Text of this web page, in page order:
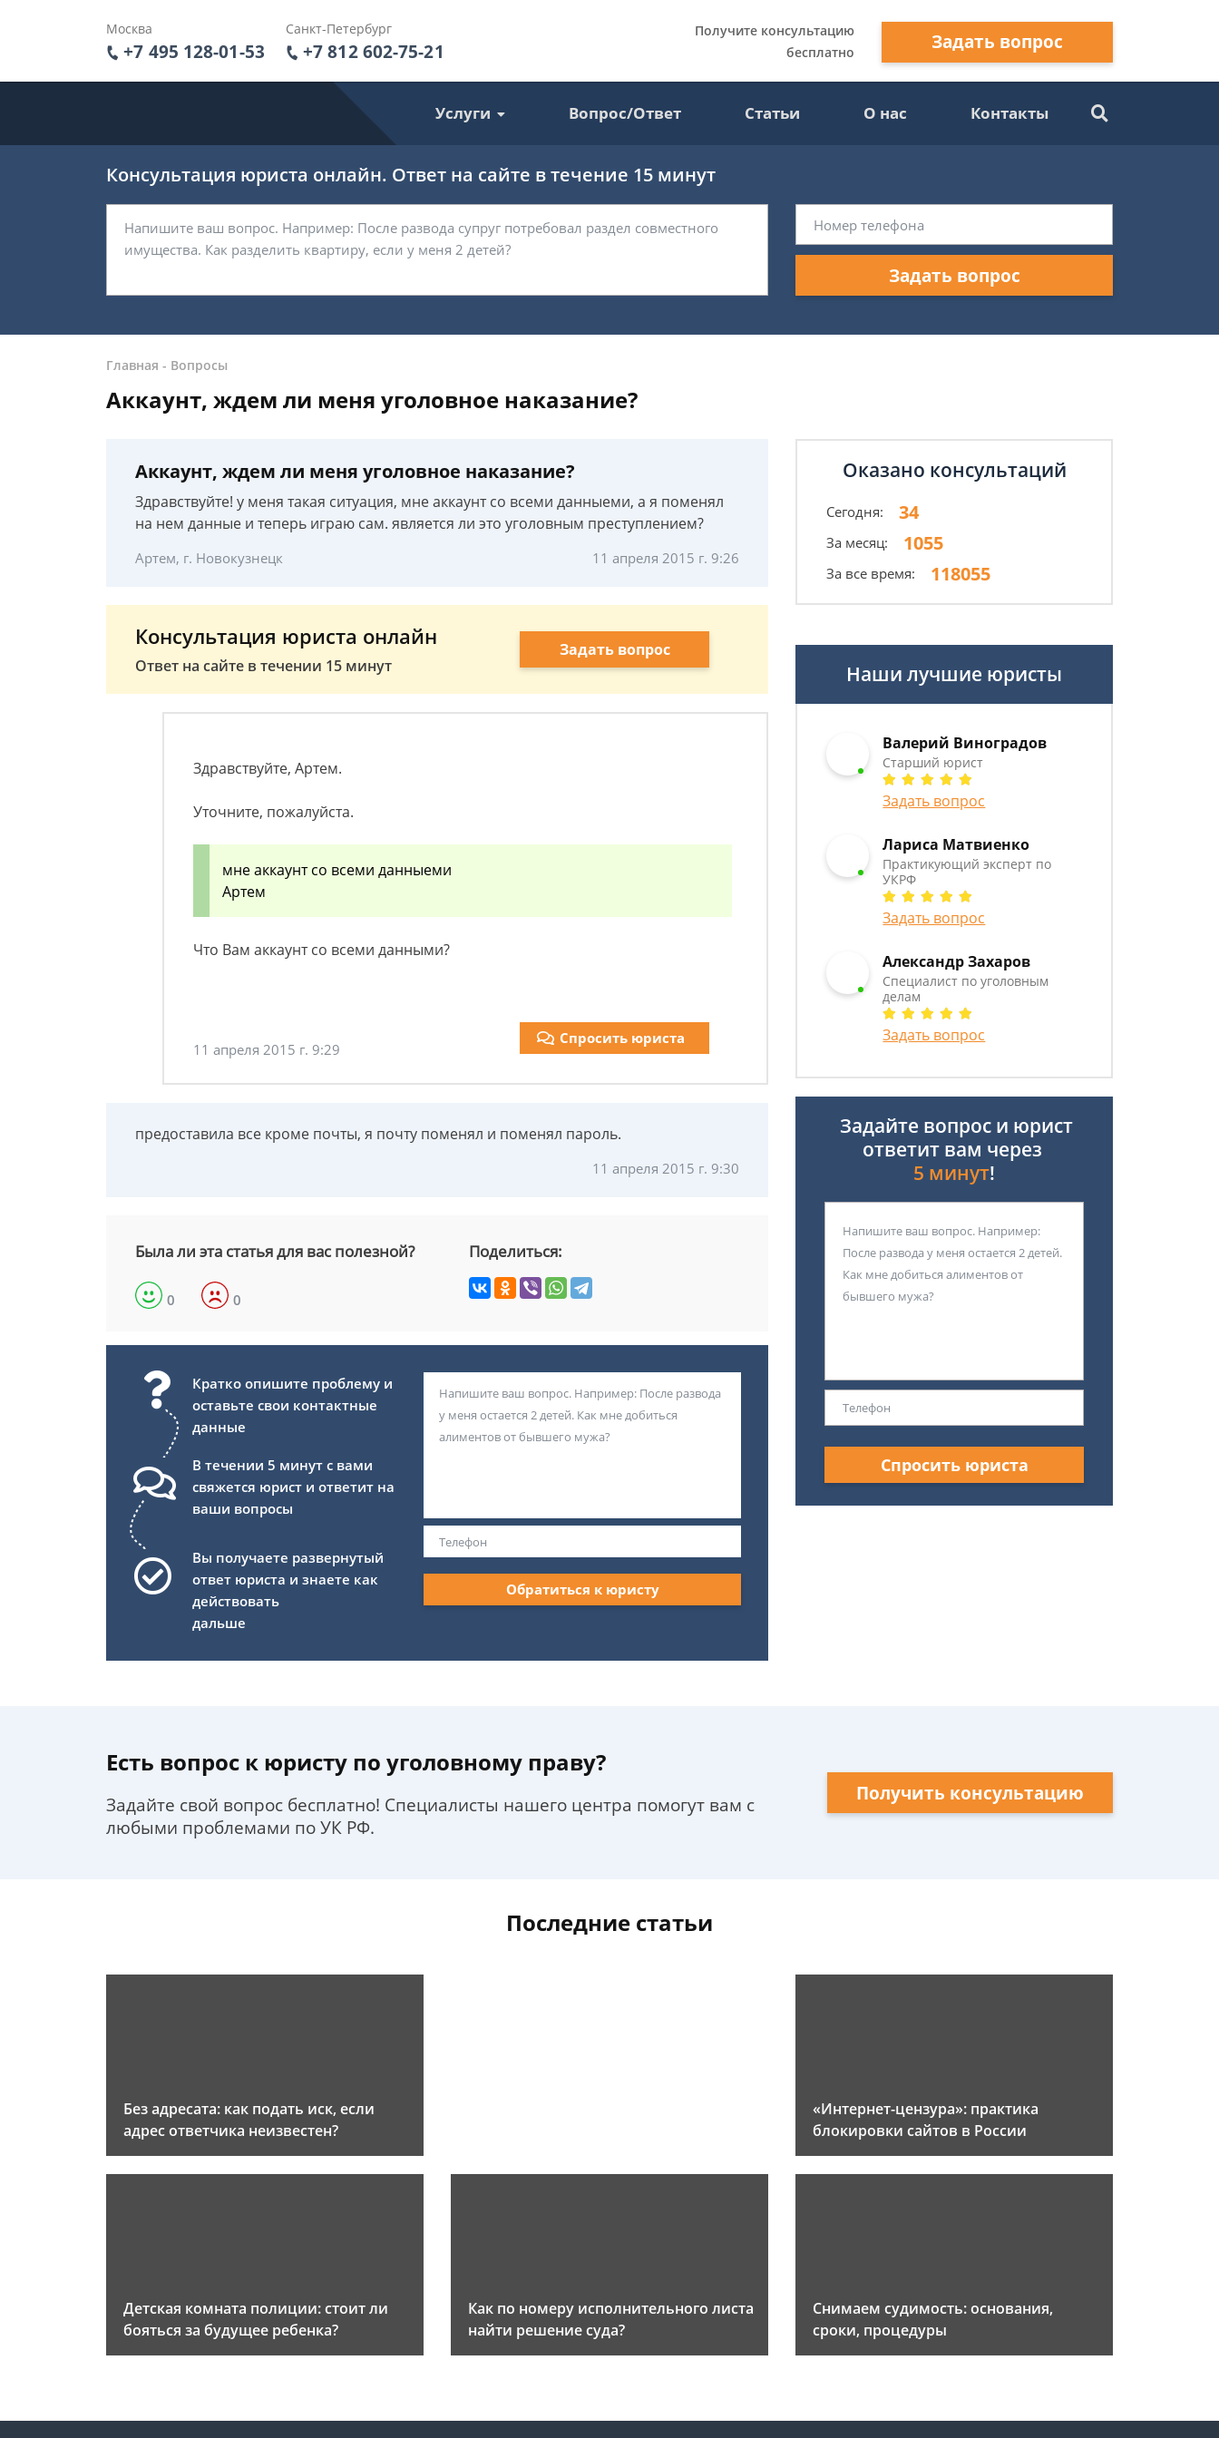
Москва
+7 495 128-01-53
Санкт-Петербург
+7 812 602-75-21
Получите консультацию
бесплатно
Задать вопрос
Услуги Вопрос/Ответ Статьи О нас Контакты
Консультация юриста онлайн. Ответ на сайте в течение 15 минут
Задать вопрос
Главная - Вопросы
Аккаунт, ждем ли меня уголовное наказание?
Аккаунт, ждем ли меня уголовное наказание?
Здравствуйте! у меня такая ситуация, мне аккаунт со всеми данныеми, а я поменял
на нем данные и теперь играю сам. является ли это уголовным преступлением?
Артем, г. Новокузнецк 11 апреля 2015 г. 9:26
Консультация юриста онлайн
Ответ на сайте в течении 15 минут
Задать вопрос
Здравствуйте, Артем.
Уточните, пожалуйста.
мне аккаунт со всеми данныеми
Артем
Что Вам аккаунт со всеми данными?
11 апреля 2015 г. 9:29
Спросить юриста
предоставила все кроме почты, я почту поменял и поменял пароль.
11 апреля 2015 г. 9:30
Была ли эта статья для вас полезной?
0 0
Поделиться:
Кратко опишите проблему и
оставьте свои контактные
данные
В течении 5 минут с вами
свяжется юрист и ответит на
ваши вопросы
Вы получаете развернутый
ответ юриста и знаете как
действовать
дальше
Обратиться к юристу
Оказано консультаций
Сегодня: 34
За месяц: 1055
За все время: 118055
Наши лучшие юристы
Валерий Виноградов
Старший юрист
Задать вопрос
Лариса Матвиенко
Практикующий эксперт по
УКРФ
Задать вопрос
Александр Захаров
Специалист по уголовным
делам
Задать вопрос
Задайте вопрос и юрист
ответит вам через
5 минут!
Спросить юриста
Есть вопрос к юристу по уголовному праву?
Задайте свой вопрос бесплатно! Специалисты нашего центра помогут вам с
любыми проблемами по УК РФ.
Получить консультацию
Последние статьи
Без адресата: как подать иск, если
адрес ответчика неизвестен?
«Интернет-цензура»: практика
блокировки сайтов в России
Детская комната полиции: стоит ли
бояться за будущее ребенка?
Как по номеру исполнительного листа
найти решение суда?
Снимаем судимость: основания,
сроки, процедуры